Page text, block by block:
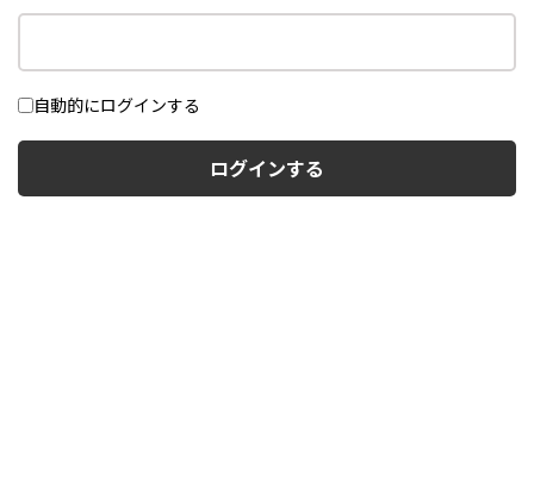
自動的にログインする
ログインする